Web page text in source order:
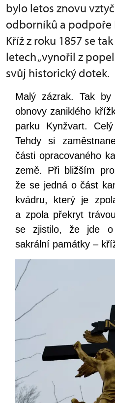
bylo letos znovu
odborníků a podpoře
Kříž z roku 1857 se
letech „vynořil z
svůj historický dotek.
Malý zázrak. Tak
obnovy zaniklého
parku Kynžvart.
Tehdy si
části opracovaného
země. Při bližším
že se jedná o část
kvádru, který je
a zpola překryt
se zjistilo, že jde o
sakrální památky –